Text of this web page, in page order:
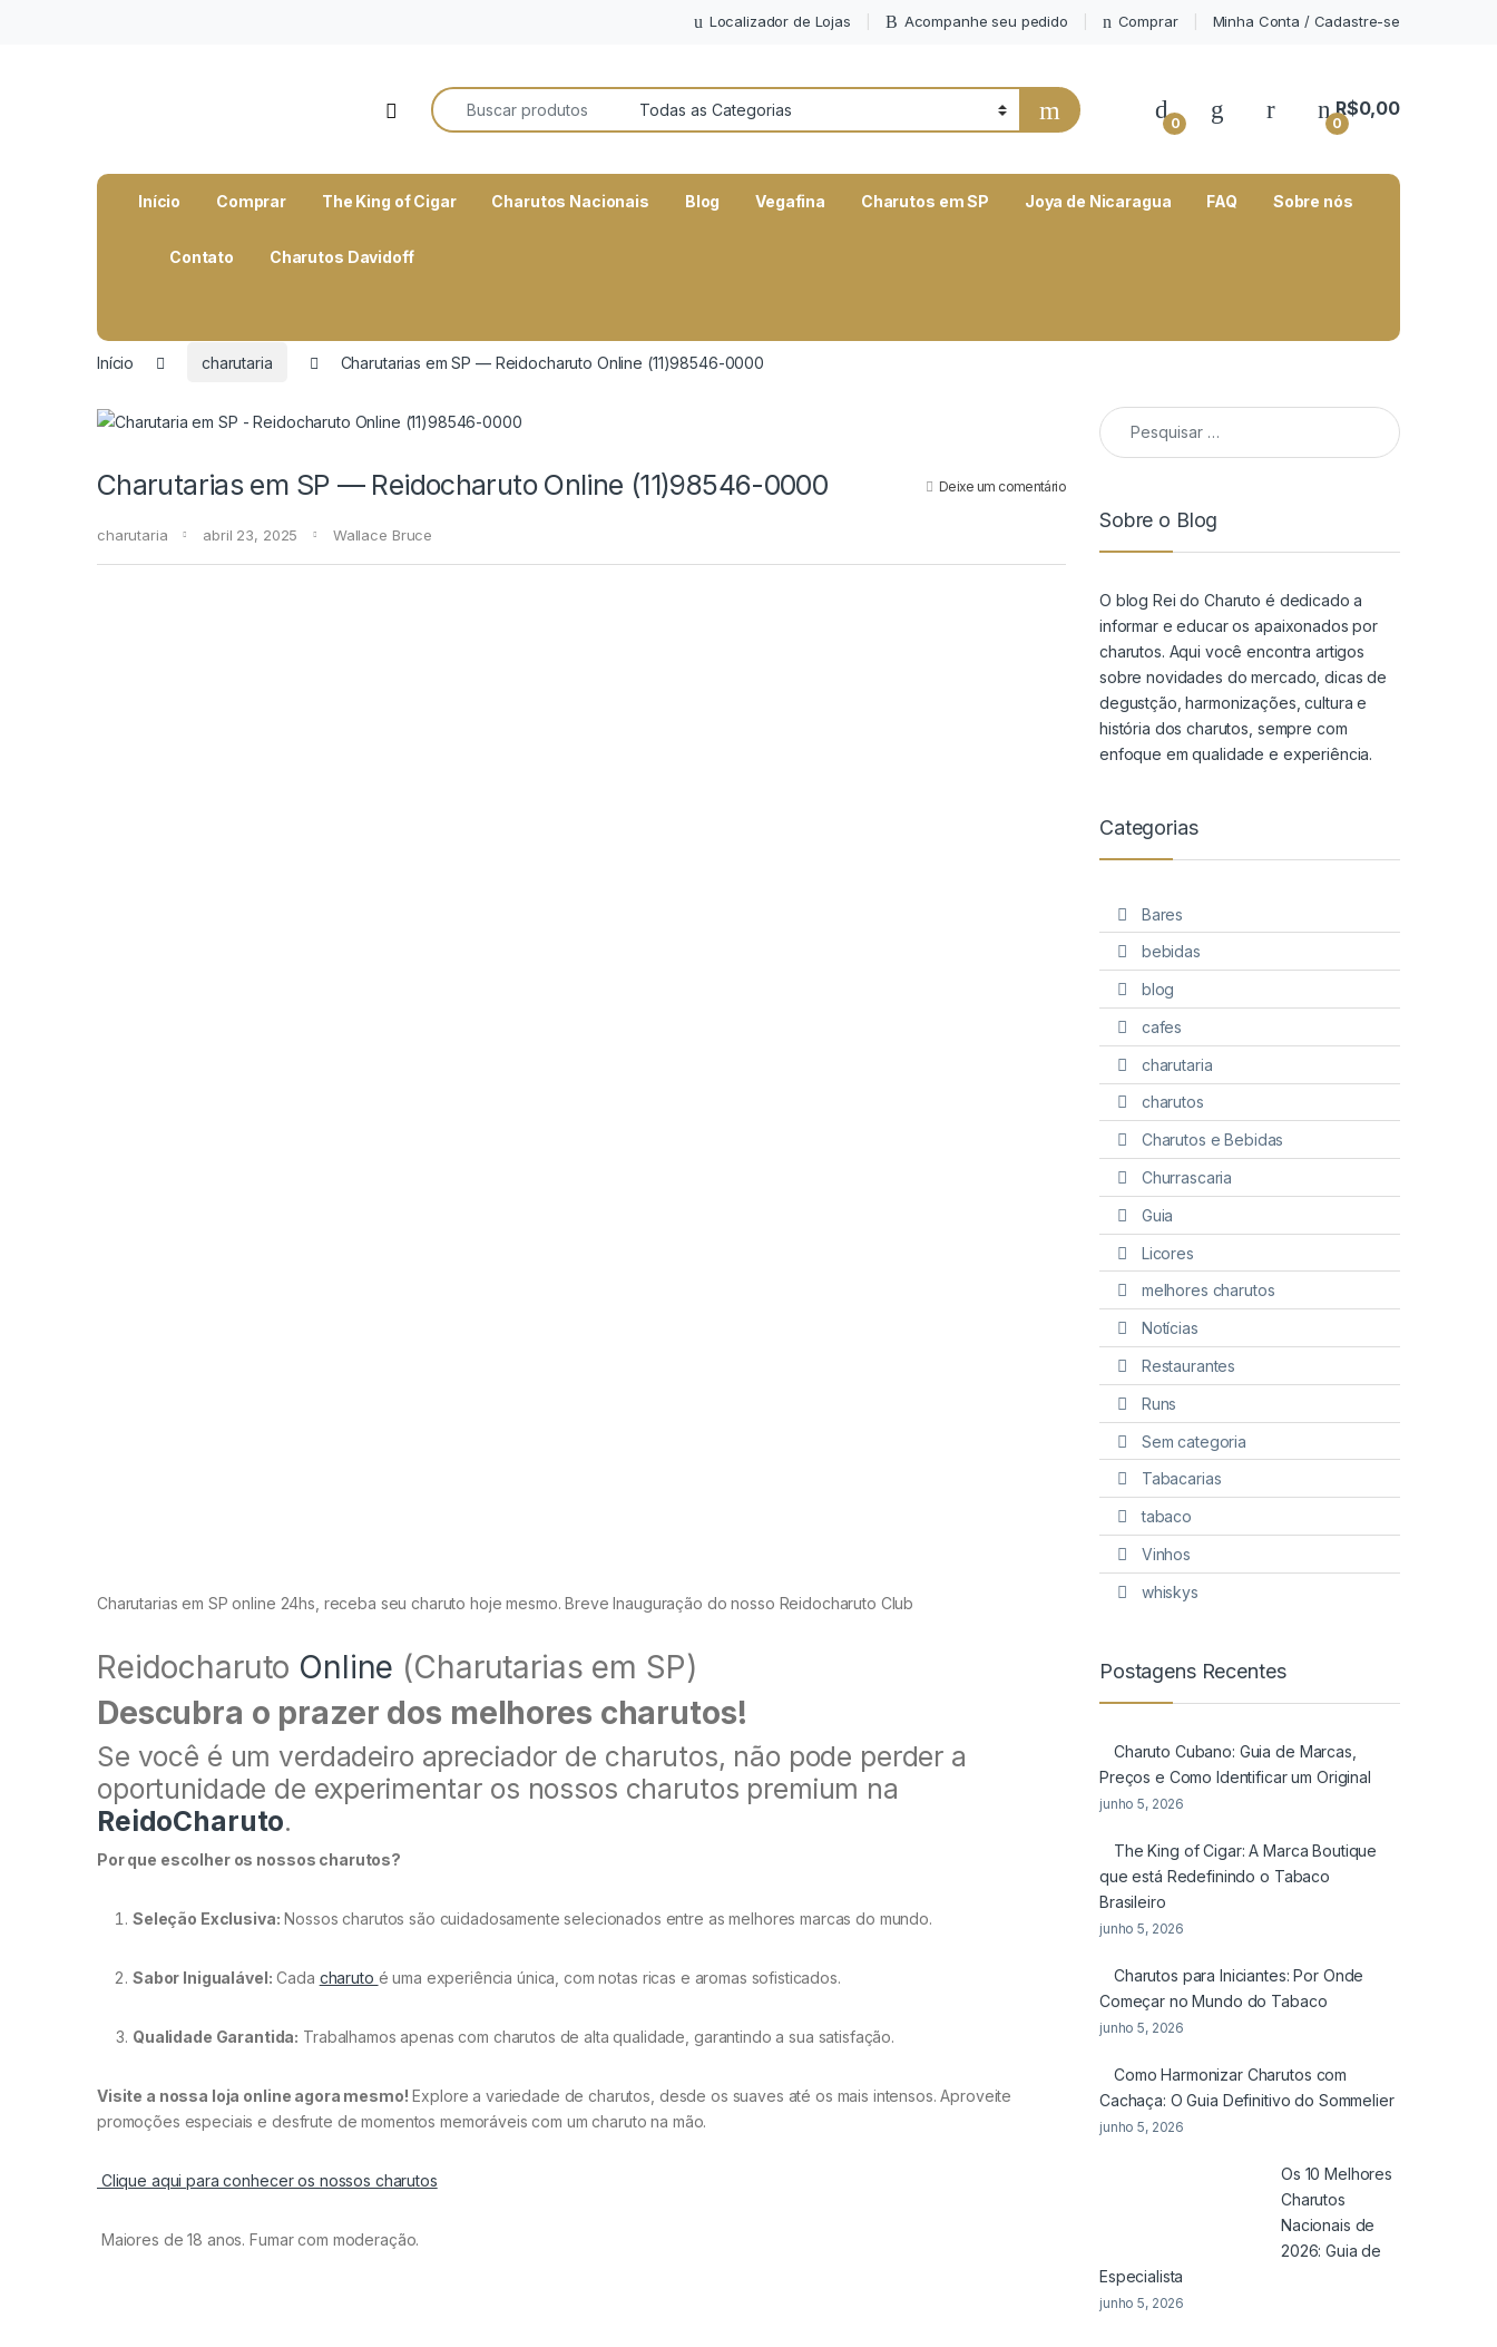
Localizador de Lojas Acompanhe seu pedido Comprar Minha Conta / Cadastre-se
Open
Search for:
0
My Account
0
R$0,00
Início Comprar The King of Cigar Charutos Nacionais Blog Vegafina Charutos em SP Joya de Nicaragua FAQ Sobre nós
Contato Charutos Davidoff
Início charutaria Charutarias em SP — Reidocharuto Online (11)98546-0000
Charutarias em SP — Reidocharuto Online (11)98546-0000 Deixe um comentário
charutaria abril 23, 2025 Wallace Bruce
Charutarias em SP online 24hs, receba seu charuto hoje mesmo. Breve Inauguração do nosso Reidocharuto Club
Reidocharuto Online (Charutarias em SP)
Descubra o prazer dos melhores charutos!
Se você é um verdadeiro apreciador de charutos, não pode perder a
oportunidade de experimentar os nossos charutos premium na
ReidoCharuto.
Por que escolher os nossos charutos?
Seleção Exclusiva: Nossos charutos são cuidadosamente selecionados entre as melhores marcas do mundo.
Sabor Inigualável: Cada charuto é uma experiência única, com notas ricas e aromas sofisticados.
Qualidade Garantida: Trabalhamos apenas com charutos de alta qualidade, garantindo a sua satisfação.
Visite a nossa loja online agora mesmo! Explore a variedade de charutos, desde os suaves até os mais intensos. Aproveite
promoções especiais e desfrute de momentos memoráveis com um charuto na mão.
Clique aqui para conhecer os nossos charutos
Maiores de 18 anos. Fumar com moderação.
Pesquisar por:
Sobre o Blog
O blog Rei do Charuto é dedicado a
informar e educar os apaixonados por
charutos. Aqui você encontra artigos
sobre novidades do mercado, dicas de
degustção, harmonizações, cultura e
história dos charutos, sempre com
enfoque em qualidade e experiência.
Categorias
Bares
bebidas
blog
cafes
charutaria
charutos
Charutos e Bebidas
Churrascaria
Guia
Licores
melhores charutos
Notícias
Restaurantes
Runs
Sem categoria
Tabacarias
tabaco
Vinhos
whiskys
Postagens Recentes
Charuto Cubano: Guia de Marcas,
Preços e Como Identificar um Original
junho 5, 2026
The King of Cigar: A Marca Boutique
que está Redefinindo o Tabaco
Brasileiro
junho 5, 2026
Charutos para Iniciantes: Por Onde
Começar no Mundo do Tabaco
junho 5, 2026
Como Harmonizar Charutos com
Cachaça: O Guia Definitivo do Sommelier
junho 5, 2026
Os 10 Melhores
Charutos
Nacionais de
2026: Guia de
Especialista
junho 5, 2026